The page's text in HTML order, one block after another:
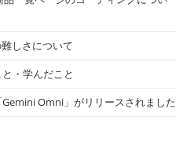
しさについて
・学んだこと
Omni」がリリースされました